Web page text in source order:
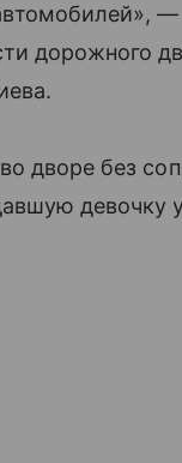
—
дорожного
дворе без
девочку